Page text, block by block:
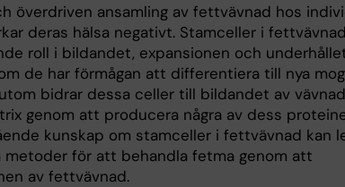
överdriven ansamling av fettvävnad hos
deras hälsa negativt. Stamceller i fettvävnad
roll i bildandet, expansionen och
de har förmågan att differentiera till nya
bidrar dessa celler till bildandet av
genom att producera några av dess
kunskap om stamceller i fettvävnad kan
metoder för att behandla fetma genom att
av fettvävnad.